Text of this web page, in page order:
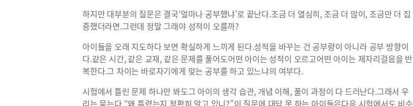
하지만 대부분의 질문은 결국‘얼마나 공부했냐’로 끝난다.조금 더 열심히, 조금 더 많이, 조금만 더 집
중했더라면.그런데 정말 그래야 성적이 오를까?
아이들을 오래 지도하다 보면 확실하게 느끼게 된다.성적을 바꾸는 건 공부량이 아니라 공부 방향이
다.같은 시간, 같은 교재, 같은 문제를 풀어도어떤 아이는 성적이 오르고어떤 아이는 제자리걸음을 반
복한다.그 차이는 바로자기에게 맞는 공부를 하고 있느냐의 여부다.
시험에서 틀린 문제 하나만 봐도그 아이의 생각 습관, 개념 이해, 풀이 과정이 다 드러난다.그래서 우
리는 묻는다.“왜 틀렸는지 정확히 알고 있니?”이 질문에 대답 못 하는 아이들은다음 시험에서도 비슷